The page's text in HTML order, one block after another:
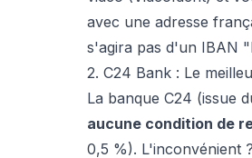
avec une adresse
s'agira pas d'un IBAN
2. C24 Bank : Le
La banque C24 (issue
aucune condition de
0,5 %). L'inconvénient